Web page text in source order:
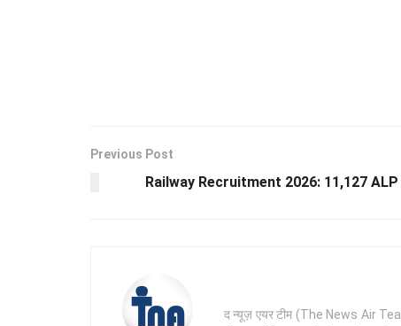
Previous Post
Railway Recruitment 2026: 11,127 ALP
द न्यूज़ एयर टीम (The News Air